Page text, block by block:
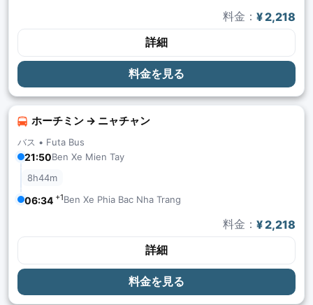
料金： ¥ 2,218
詳細
料金を見る
ホーチミン → ニャチャン
バス • Futa Bus
21:50Ben Xe Mien Tay
8h44m
06:34 +1Ben Xe Phia Bac Nha Trang
料金： ¥ 2,218
詳細
料金を見る